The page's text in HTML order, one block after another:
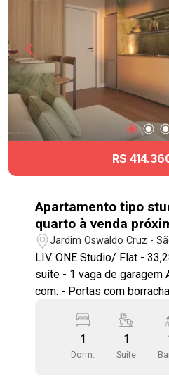
Coworking Lavanderia
Delivery room Bicicletário Diferenciais de
investimento: localização
CenterVale Shopping e
Presidente Dutra, com
para locação de curta e longa
com nossos corretores e
condições para comprar
investir no Liv.One. ? Chame a Geração Imóveis e
encontre a unidade ideal
R$
Apartamento tipo
quarto à venda
em São José dos
Jardim Oswaldo Cruz -
LIV. ONE Studio/ Flat -
suíte - 1 vaga de garagem Apartamento entregue
com: - Portas com
- Área de serviço
elétrico para churrasqueira
persiana integrada
1
Dorm.
1
Suite